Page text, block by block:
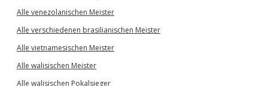
Alle venezolanischen Meister
Alle verschiedenen brasilianischen Meister
Alle vietnamesischen Meister
Alle walisischen Meister
Alle walisischen Pokalsieger